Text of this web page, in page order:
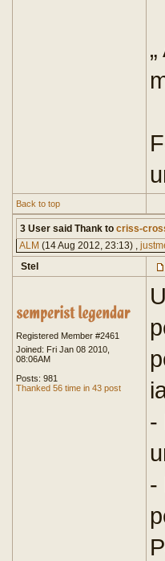
Back to top
3 User said Thank to criss-
ALM (14 Aug 2012, 23:13) ,
Stel
Registered Member #2461
Joined: Fri Jan 08 2010,
08:06AM
Posts: 981
Thanked 56 time in 43 post
-
-